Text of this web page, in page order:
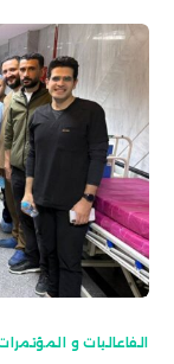
الفاعاليات و